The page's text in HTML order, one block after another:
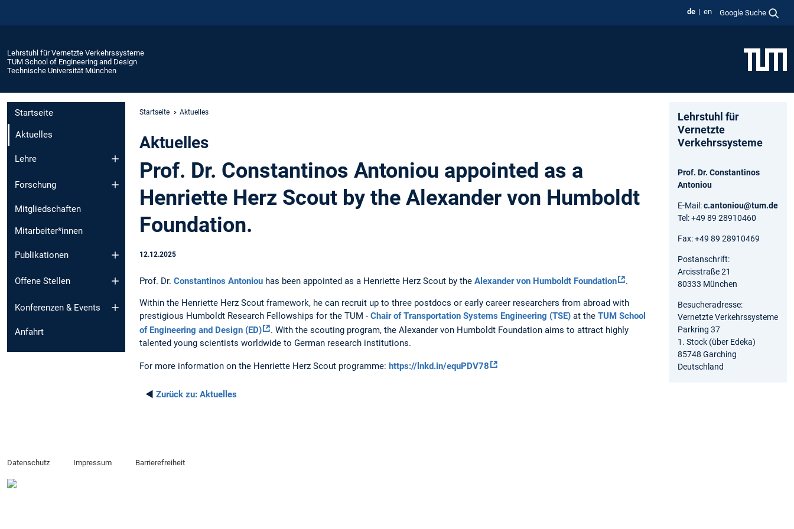
de en Google Suche
Lehrstuhl für Vernetzte Verkehrssysteme
TUM School of Engineering and Design
Technische Universität München
Startseite
Aktuelles
Lehre
Forschung
Mitgliedschaften
Mitarbeiter*innen
Publikationen
Offene Stellen
Konferenzen & Events
Anfahrt
Startseite Aktuelles
Aktuelles
Prof. Dr. Constantinos Antoniou appointed as a
Henriette Herz Scout by the Alexander von Humboldt
Foundation.
12.12.2025
Prof. Dr. Constantinos Antoniou has been appointed as a Henriette Herz Scout by the Alexander von Humboldt Foundation .
Within the Henriette Herz Scout framework, he can recruit up to three postdocs or early career researchers from abroad with
prestigious Humboldt Research Fellowships for the TUM - Chair of Transportation Systems Engineering (TSE) at the TUM School
of Engineering and Design (ED)
. With the scouting program, the Alexander von Humboldt Foundation aims to attract highly
talented young scientists worldwide to German research institutions.
For more information on the Henriette Herz Scout programme: https://lnkd.in/equPDV78
◄ Zurück zu: Aktuelles
Lehrstuhl für
Vernetzte
Verkehrssysteme
Prof. Dr. Constantinos
Antoniou
E-Mail:c.antoniou@tum.de
Tel: +49 89 28910460
Fax: +49 89 28910469
Postanschrift:
Arcisstraße 21
80333 München
Besucheradresse:
Vernetzte Verkehrssysteme
Parkring 37
1. Stock (über Edeka)
85748 Garching
Deutschland
Datenschutz Impressum Barrierefreiheit